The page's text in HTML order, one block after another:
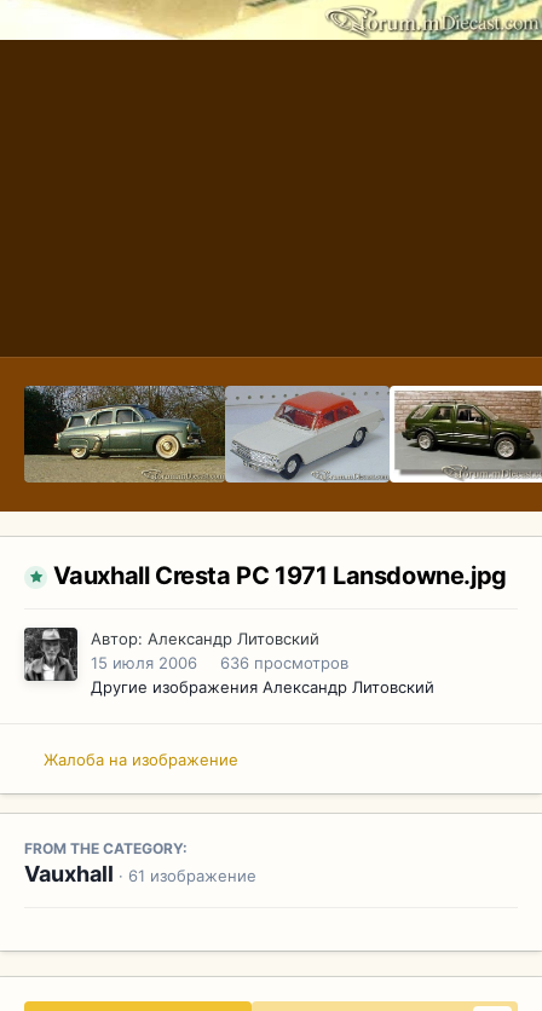
Vauxhall Cresta PC 1971 Lansdowne.jpg
Автор: Александр Литовский
15 июля 2006
636 просмотров
Другие изображения Александр Литовский
Жалоба на изображение
FROM THE CATEGORY:
Vauxhall · 61 изображение